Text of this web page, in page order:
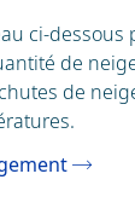
ci-dessous
de
de